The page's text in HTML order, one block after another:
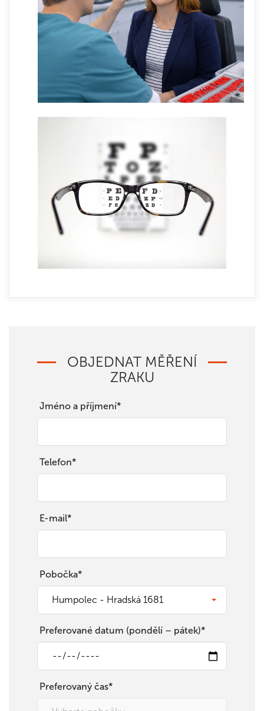
OBJEDNAT MĚŘENÍ
ZRAKU
Jméno a příjmení*
Telefon*
E-mail*
Pobočka*
Preferované datum (pondělí – pátek)*
Preferovaný čas*